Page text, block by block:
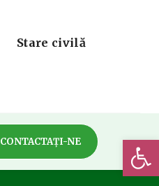
Stare civilă
CONTACTAȚI-NE